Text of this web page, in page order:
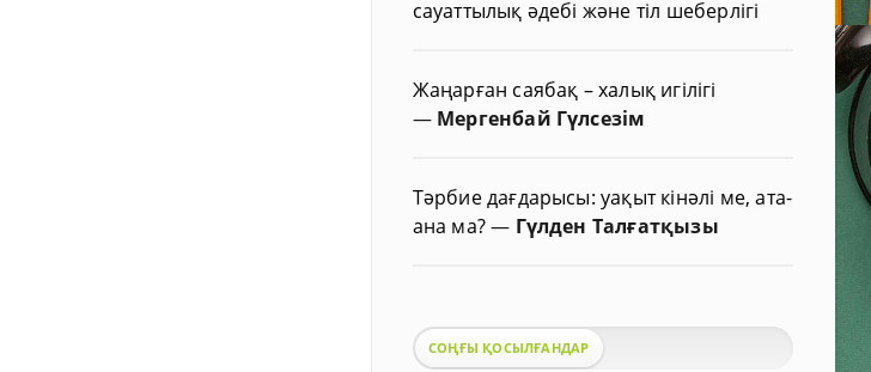
сауаттылық әдебі және тіл шеберлігі
Жаңарған саябақ – халық игілігі
— Мергенбай Гүлсезім
Тәрбие дағдарысы: уақыт кінәлі ме, ата-
ана ма?— Гүлден Талғатқызы
СОҢҒЫ ҚОСЫЛҒАНДАР